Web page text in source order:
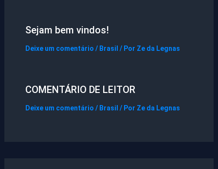
Sejam bem vindos!
Deixe um comentário / Brasil / Por Ze da Legnas
COMENTÁRIO DE LEITOR
Deixe um comentário / Brasil / Por Ze da Legnas